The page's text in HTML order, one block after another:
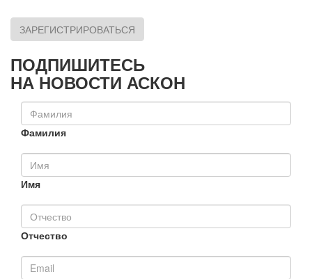
ЗАРЕГИСТРИРОВАТЬСЯ
ПОДПИШИТЕСЬ
НА НОВОСТИ АСКОН
Фамилия
Имя
Отчество